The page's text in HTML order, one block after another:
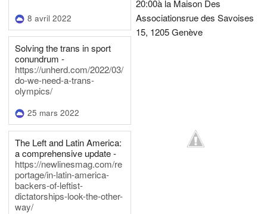
8 avril 2022
Solving the trans in sport
conundrum -
https://unherd.com/2022/03/
do-we-need-a-trans-
olympics/
25 mars 2022
The Left and Latin America:
a comprehensive update -
https://newlinesmag.com/re
portage/in-latin-america-
backers-of-leftist-
dictatorships-look-the-other-
way/
20:00à la Maison Des
Associationsrue des Savoises
15, 1205 Genève